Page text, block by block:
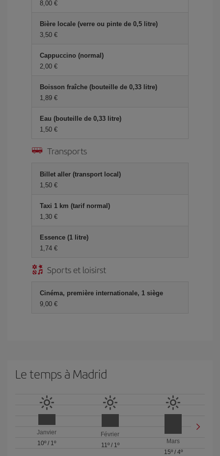
8,00 €
Bière locale (verre ou pinte de 0,5 litre)
3,50 €
Cappuccino (normal)
2,00 €
Boisson fraîche (bouteille de 0,33 litre)
1,89 €
Eau (bouteille de 0,33 litre)
1,50 €
Transports
Billet aller (transport local)
1,50 €
Taxi 1 km (tarif normal)
1,30 €
Essence (1 litre)
1,74 €
Sports et loisirst
Cinéma, première internationale, 1 siège
9,00 €
Le temps à Madrid
Janvier
10º / 1º
Février
11º/ 1º
Mars
15º/ 4º